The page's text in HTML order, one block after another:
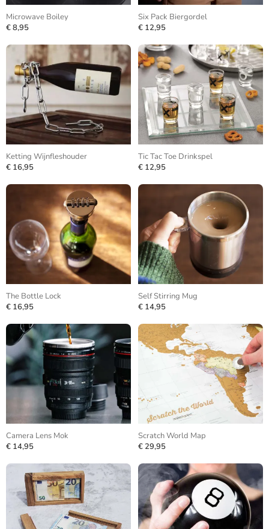
Microwave Boiley
€ 8,95
Six Pack Biergordel
€ 12,95
Ketting Wijnfleshouder
€ 16,95
Tic Tac Toe Drinkspel
€ 12,95
The Bottle Lock
€ 16,95
Self Stirring Mug
€ 14,95
Camera Lens Mok
€ 14,95
Scratch World Map
€ 29,95